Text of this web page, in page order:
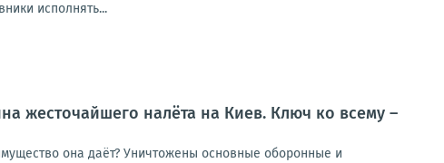
исполнять...
жесточайшего налёта на Киев. Ключ ко всему –
она даёт? Уничтожены основные оборонные и